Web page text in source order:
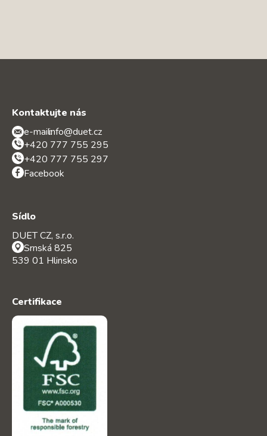
Kontaktujte nás
e-mail:info@duet.cz
+420 777 755 295
+420 777 755 297
Facebook
Sídlo
DUET CZ, s.r.o.
Srnská 825
539 01 Hlinsko
Certifikace